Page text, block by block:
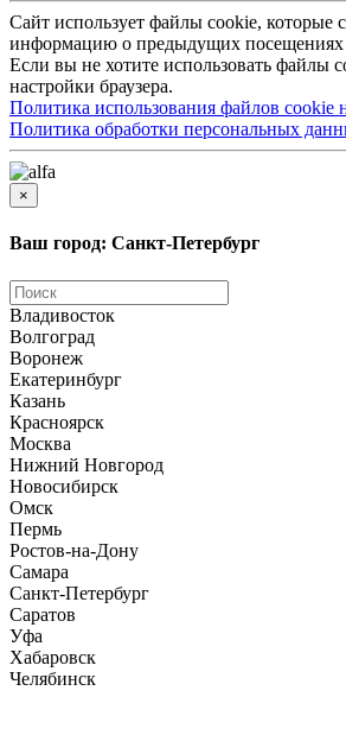
Сайт использует файлы cookie, которые
информацию о предыдущих посещениях
Если вы не хотите использовать файлы
настройки браузера.
Политика использования файлов cookie
Политика обработки персональных
×
Ваш город: Санкт-Петербург
Владивосток
Волгоград
Воронеж
Екатеринбург
Казань
Красноярск
Москва
Нижний Новгород
Новосибирск
Омск
Пермь
Ростов-на-Дону
Самара
Санкт-Петербург
Саратов
Уфа
Хабаровск
Челябинск